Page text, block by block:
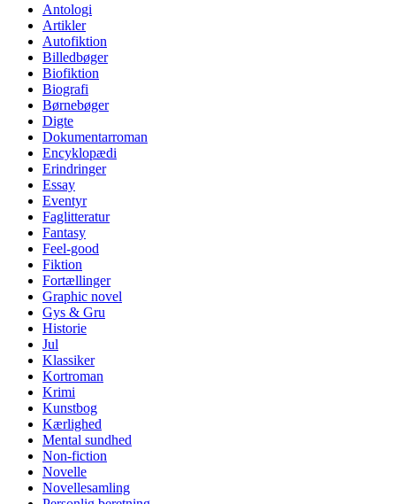
Antologi
Artikler
Autofiktion
Billedbøger
Biofiktion
Biografi
Børnebøger
Digte
Dokumentarroman
Encyklopædi
Erindringer
Essay
Eventyr
Faglitteratur
Fantasy
Feel-good
Fiktion
Fortællinger
Graphic novel
Gys & Gru
Historie
Jul
Klassiker
Kortroman
Krimi
Kunstbog
Kærlighed
Mental sundhed
Non-fiction
Novelle
Novellesamling